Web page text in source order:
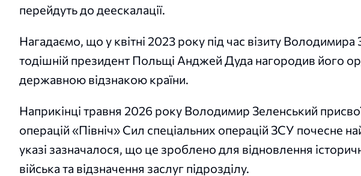
перейдуть до деескалації.
Нагадаємо, що у квітні 2023 року під час візиту
тодішній президент Польщі Анджей Дуда нагородив його
державною відзнакою країни.
Наприкінці травня 2026 року Володимир Зеленський
операцій «Північ» Сил спеціальних операцій ЗСУ почесне
указі зазначалося, що це зроблено для відновлення
війська та відзначення заслуг підрозділу.